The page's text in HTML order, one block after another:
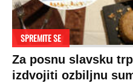
SPREMITE SE
Za posnu slavsku
izdvojiti ozbiljnu